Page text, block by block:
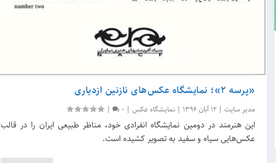
«پرسه ۲»؛ نمایشگاه عکس‌های نازنین ازدیاری
مدیر سایت |12 آبان 1396 |نمایشگاه عکس |
0
|
این هنرمند در دومین نمایشگاه انفرادی خود، مناظر طبیعی ایران را در قالب
عکس‌هایی سیاه و سفید به تصویر کشیده است.